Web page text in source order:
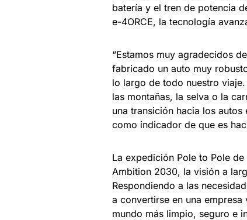
batería y el tren de potencia
e-4ORCE, la tecnología
“Estamos muy agradecidos
fabricado un auto muy
lo largo de todo nuestro
las montañas, la selva o la
una transición hacia los
como indicador de que es
La expedición Pole to Pole
Ambition 2030, la visión a
Respondiendo a las
a convertirse en una
mundo más limpio, seguro e